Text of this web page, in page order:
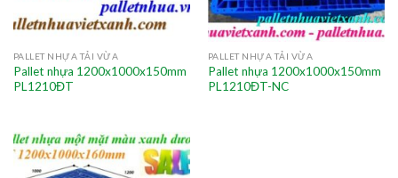
PALLET NHỰA TẢI VỪA
Pallet nhựa 1200x1000x150mm
PL1210ĐT
PALLET NHỰA TẢI VỪA
Pallet nhựa 1200x1000x150mm
PL1210ĐT-NC